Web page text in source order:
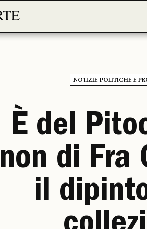
NOTIZIE POLITICHE E
È del
non di Fra
il